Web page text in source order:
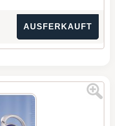
AUSFERKAUFT